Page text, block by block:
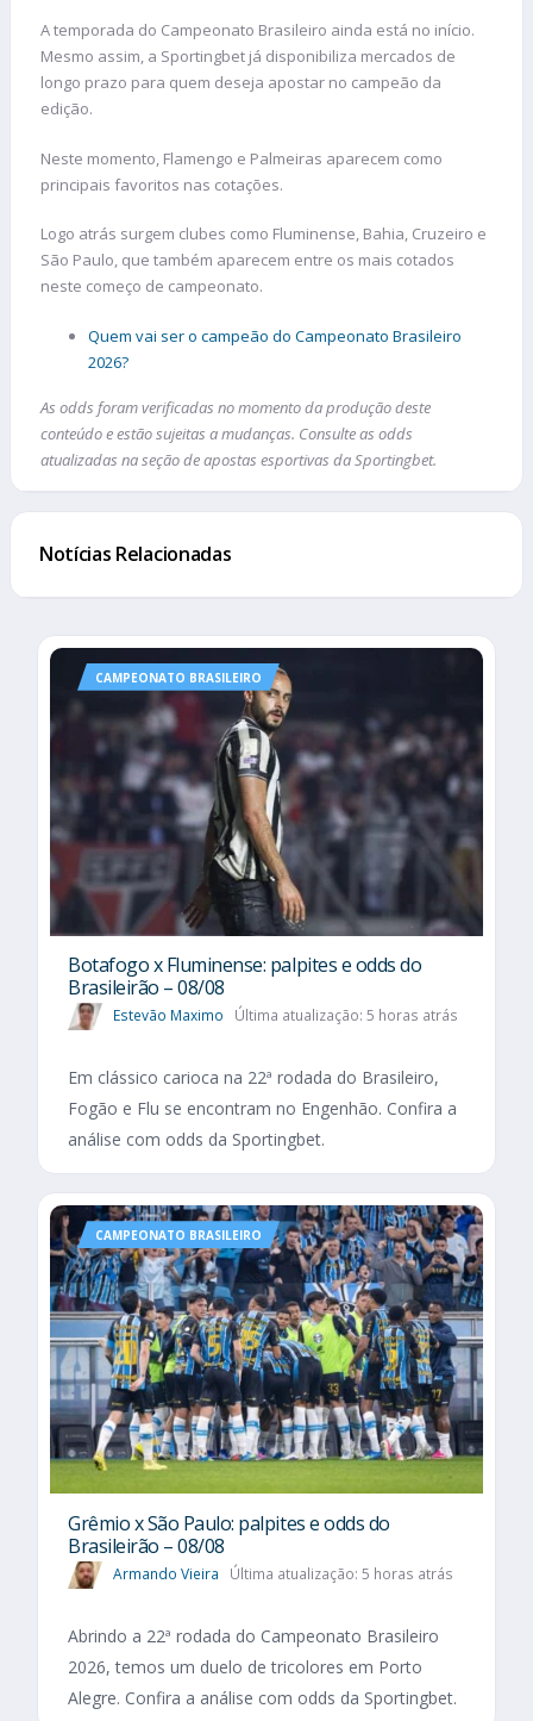
A temporada do Campeonato Brasileiro ainda está no início.
Mesmo assim, a Sportingbet já disponibiliza mercados de
longo prazo para quem deseja apostar no campeão da
edição.
Neste momento, Flamengo e Palmeiras aparecem como
principais favoritos nas cotações.
Logo atrás surgem clubes como Fluminense, Bahia, Cruzeiro e
São Paulo, que também aparecem entre os mais cotados
neste começo de campeonato.
Quem vai ser o campeão do Campeonato Brasileiro
2026?
As odds foram verificadas no momento da produção deste
conteúdo e estão sujeitas a mudanças. Consulte as odds
atualizadas na seção de apostas esportivas da Sportingbet.
Notícias Relacionadas
CAMPEONATO BRASILEIRO
Botafogo x Fluminense: palpites e odds do
Brasileirão – 08/08
Estevão Maximo Última atualização: 5 horas atrás
Em clássico carioca na 22ª rodada do Brasileiro,
Fogão e Flu se encontram no Engenhão. Confira a
análise com odds da Sportingbet.
CAMPEONATO BRASILEIRO
Grêmio x São Paulo: palpites e odds do
Brasileirão – 08/08
Armando Vieira Última atualização: 5 horas atrás
Abrindo a 22ª rodada do Campeonato Brasileiro
2026, temos um duelo de tricolores em Porto
Alegre. Confira a análise com odds da Sportingbet.